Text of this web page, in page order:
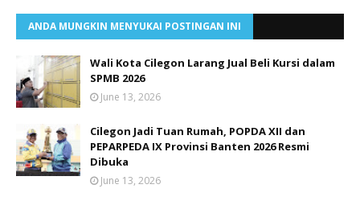
ANDA MUNGKIN MENYUKAI POSTINGAN INI
Wali Kota Cilegon Larang Jual Beli Kursi dalam
SPMB 2026
June 13, 2026
Cilegon Jadi Tuan Rumah, POPDA XII dan
PEPARPEDA IX Provinsi Banten 2026 Resmi
Dibuka
June 13, 2026